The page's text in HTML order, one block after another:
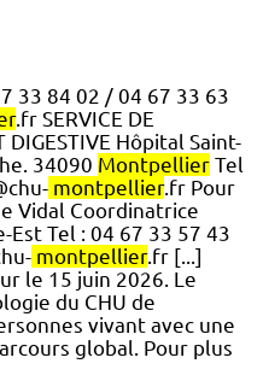
33 84 02 / 04 67 33 63
.fr SERVICE DE
DIGESTIVE Hôpital Saint-
34090 Montpellier Tel
montpellier.fr Pour
Vidal Coordinatrice
Tel : 04 67 33 57 43
montpellier.fr [...]
le 15 juin 2026. Le
du CHU de
vivant avec une
global. Pour plus